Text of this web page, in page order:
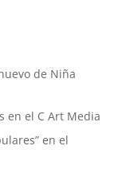
de Niña
en el C Art Media
en el